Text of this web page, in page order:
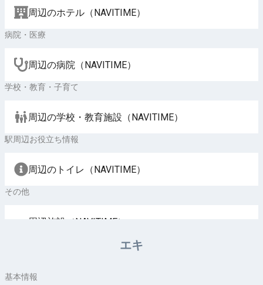
周辺のホテル（NAVITIME）
病院・医療
周辺の病院（NAVITIME）
学校・教育・子育て
周辺の学校・教育施設（NAVITIME）
駅周辺お役立ち情報
周辺のトイレ（NAVITIME）
その他
周辺施設（NAVITIME）
エキ
基本情報